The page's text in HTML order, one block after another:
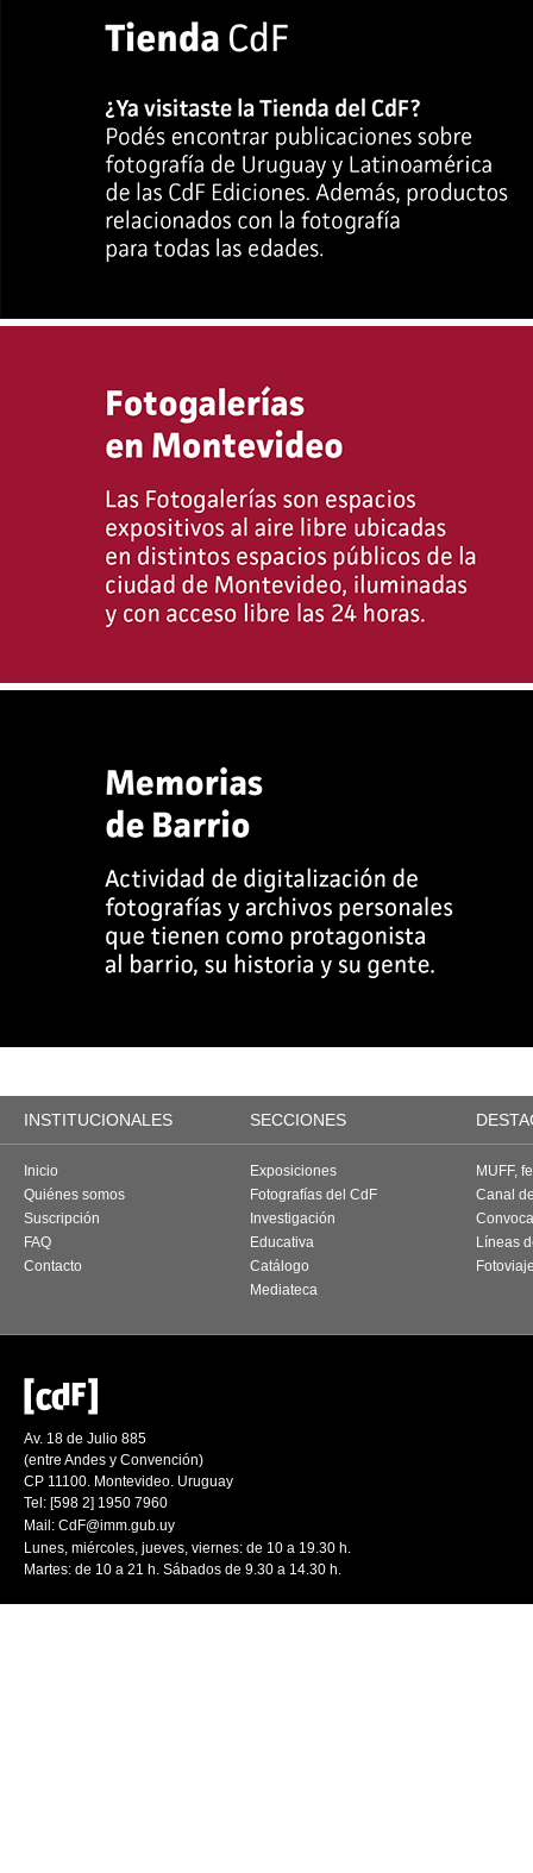
INSTITUCIONALES SECCIONES
Inicio
Quiénes somos
Suscripción
FAQ
Contacto
Exposiciones
Fotografías del CdF
Investigación
Educativa
Catálogo
Mediateca
MUFF,
Canal
Líneas
Av. 18 de Julio 885
(entre Andes y Convención)
CP 11100. Montevideo. Uruguay
Tel: [598 2] 1950 7960
Mail: CdF@imm.gub.uy
Lunes, miércoles, jueves, viernes: de 10 a 19.30 h.
Martes: de 10 a 21 h. Sábados de 9.30 a 14.30 h.